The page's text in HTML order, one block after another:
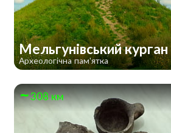
Мельгунівський курган
Археологічна пам'ятка
308 км